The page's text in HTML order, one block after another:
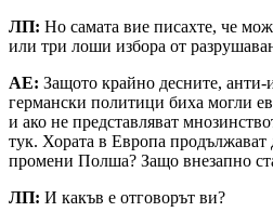
ЛП: Но самата вие писахте, че
или три лоши избора от
АЕ: Защото крайно десните,
германски политици биха могли
и ако не представляват
тук. Хората в Европа продължават
промени Полша? Защо внезапно
ЛП: И какъв е отговорът ви?